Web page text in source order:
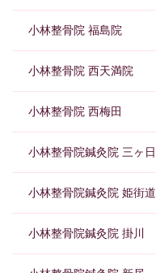
小林整骨院 福島院
小林整骨院 西天満院
小林整骨院 西梅田
小林整骨院鍼灸院 三ヶ日
小林整骨院鍼灸院 姫街道
小林整骨院鍼灸院 掛川